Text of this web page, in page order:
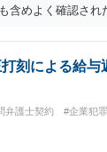
含めよく確認され
、時たまあるも
容の確認 Ⅱ弁護士
の流れになりま
処分等緊急性が高
もらうということ
るかと思います。
刻による給与
弁護士契約
#企業犯罪